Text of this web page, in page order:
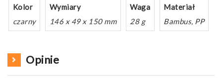
Kolor
czarny
Wymiary
146 x 49 x 150 mm
Waga
28 g
Materiał
Bambus, PP
Opinie